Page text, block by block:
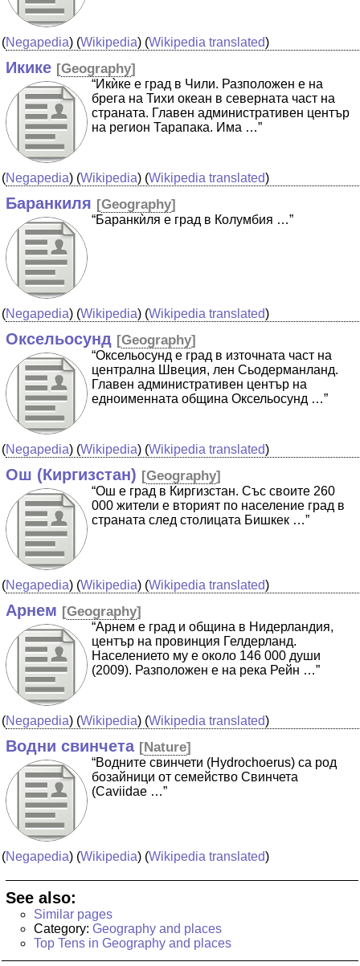
(Negapedia) (Wikipedia) (Wikipedia translated)
Икике [Geography]
“Икѝке е град в Чили. Разположен е на
брега на Тихи океан в северната част на
страната. Главен административен център
на регион Тарапака. Има …”
(Negapedia) (Wikipedia) (Wikipedia translated)
Баранкиля [Geography]
“Баранкѝля е град в Колумбия …”
(Negapedia) (Wikipedia) (Wikipedia translated)
Оксельосунд [Geography]
“Оксельосунд е град в източната част на
централна Швеция, лен Сьодерманланд.
Главен административен център на
едноименната община Оксельосунд …”
(Negapedia) (Wikipedia) (Wikipedia translated)
Ош (Киргизстан) [Geography]
“Ош е град в Киргизстан. Със своите 260
000 жители е вторият по население град в
страната след столицата Бишкек …”
(Negapedia) (Wikipedia) (Wikipedia translated)
Арнем [Geography]
“Арнем е град и община в Нидерландия,
център на провинция Гелдерланд.
Населението му е около 146 000 души
(2009). Разположен е на река Рейн …”
(Negapedia) (Wikipedia) (Wikipedia translated)
Водни свинчета [Nature]
“Водните свинчети (Hydrochoerus) са род
бозайници от семейство Свинчета
(Caviidae …”
(Negapedia) (Wikipedia) (Wikipedia translated)
See also:
Similar pages
Category: Geography and places
Top Tens in Geography and places